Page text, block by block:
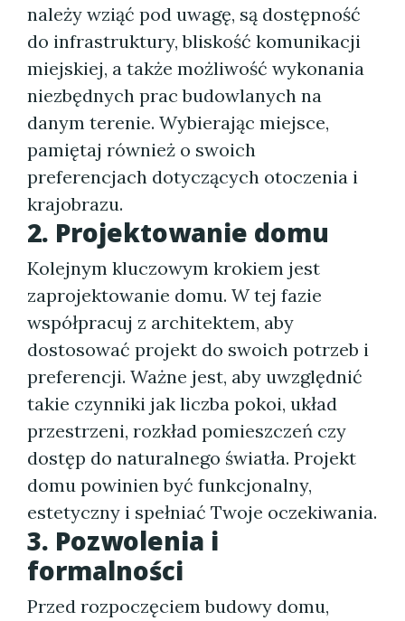
należy wziąć pod uwagę, są dostępność
do infrastruktury, bliskość komunikacji
miejskiej, a także możliwość wykonania
niezbędnych prac budowlanych na
danym terenie. Wybierając miejsce,
pamiętaj również o swoich
preferencjach dotyczących otoczenia i
krajobrazu.
2. Projektowanie domu
Kolejnym kluczowym krokiem jest
zaprojektowanie domu. W tej fazie
współpracuj z architektem, aby
dostosować projekt do swoich potrzeb i
preferencji. Ważne jest, aby uwzględnić
takie czynniki jak liczba pokoi, układ
przestrzeni, rozkład pomieszczeń czy
dostęp do naturalnego światła. Projekt
domu powinien być funkcjonalny,
estetyczny i spełniać Twoje oczekiwania.
3. Pozwolenia i
formalności
Przed rozpoczęciem budowy domu,